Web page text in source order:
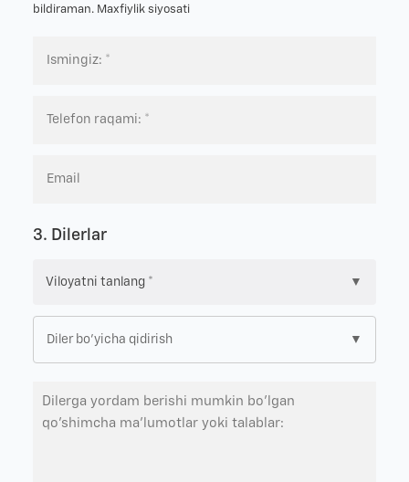
bildiraman. Maxfiylik siyosati
3. Dilerlar
▼
▼